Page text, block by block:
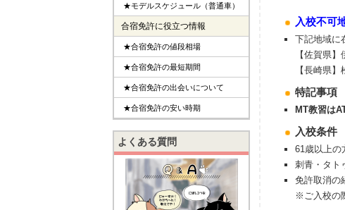
入校不可
下記地域に
【佐賀県
【長崎県
特記事項
MT教習は
入校条件
61歳以上の
刺青・タト
免許取消の
※ご入校の
★モデルスケジュール（普通車）
合宿免許に役立つ情報
★合宿免許の値段相場
★合宿免許の最短期間
★合宿免許の出会いについて
★合宿免許の安い時期
よくある質問